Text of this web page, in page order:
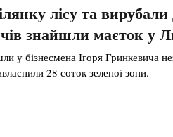
лісу та
знайшли маєток у
у бізнесмена Ігоря Гринкевича
28 соток зеленої зони.